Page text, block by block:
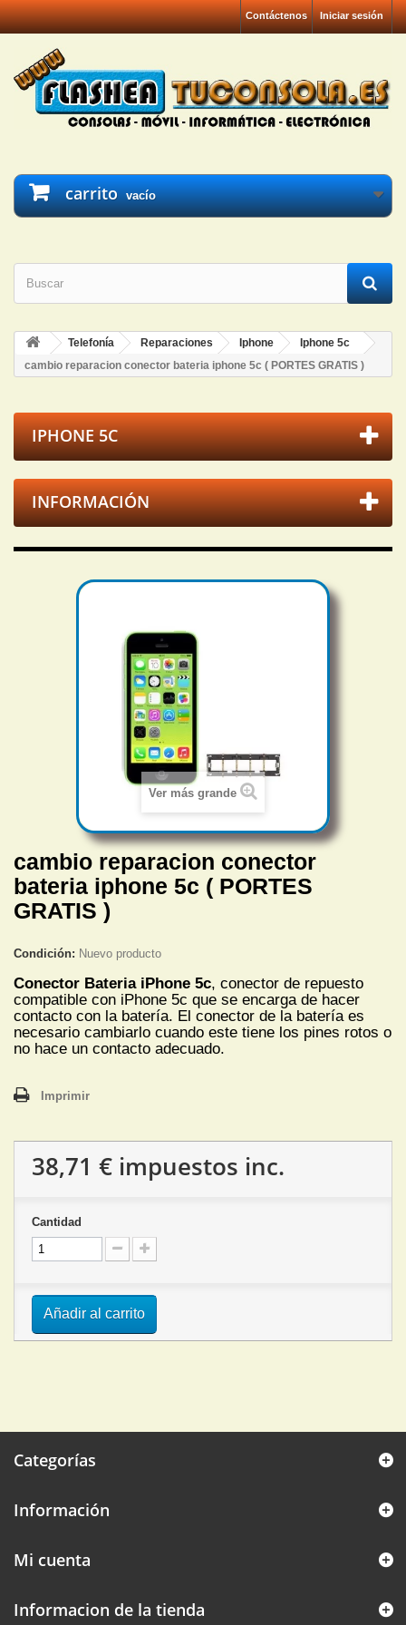
Iniciar sesión
Contáctenos
carrito vacío
Telefonía Reparaciones Iphone
Iphone 5c
cambio reparacion conector bateria iphone 5c ( PORTES GRATIS )
IPHONE 5C
INFORMACIÓN
Ver más grande
cambio reparacion conector
bateria iphone 5c ( PORTES
GRATIS )
Condición: Nuevo producto
Conector Bateria iPhone 5c, conector de repuesto
compatible con iPhone 5c que se encarga de hacer
contacto con la batería. El conector de la batería es
necesario cambiarlo cuando este tiene los pines rotos o
no hace un contacto adecuado.
Imprimir
38,71 € impuestos inc.
Cantidad
Añadir al carrito
Categorías
Información
Mi cuenta
Informacion de la tienda